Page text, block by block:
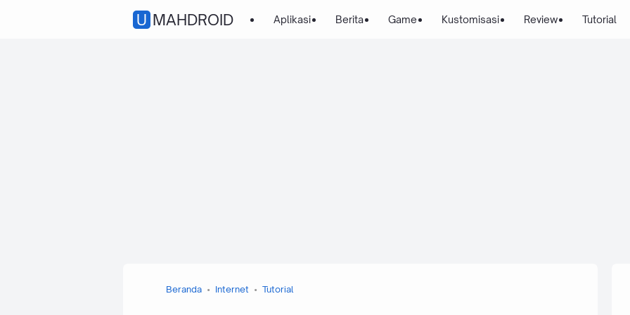
UMAHDROID Aplikasi Berita Game Kustomisasi Review Tutorial
Beranda Internet Tutorial